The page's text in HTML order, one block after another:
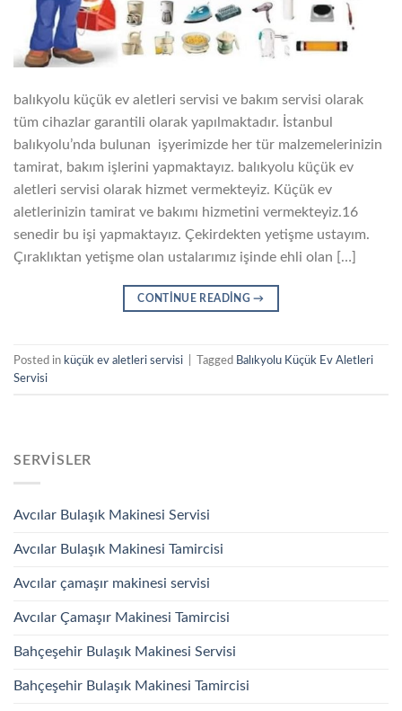
balıkyolu küçük ev aletleri servisi ve bakım servisi olarak
tüm cihazlar garantili olarak yapılmaktadır. İstanbul
balıkyolu’nda bulunan işyerimizde her tür malzemelerinizin
tamirat, bakım işlerini yapmaktayız. balıkyolu küçük ev
aletleri servisi olarak hizmet vermekteyiz. Küçük ev
aletlerinizin tamirat ve bakımı hizmetini vermekteyiz.16
senedir bu işi yapmaktayız. Çekirdekten yetişme ustayım.
Çıraklıktan yetişme olan ustalarımız işinde ehli olan […]
CONTINUE READING→
Posted in küçük ev aletleri servisi Tagged Balıkyolu Küçük Ev Aletleri
Servisi
SERVISLER
Avcılar Bulaşık Makinesi Servisi
Avcılar Bulaşık Makinesi Tamircisi
Avcılar çamaşır makinesi servisi
Avcılar Çamaşır Makinesi Tamircisi
Bahçeşehir Bulaşık Makinesi Servisi
Bahçeşehir Bulaşık Makinesi Tamircisi